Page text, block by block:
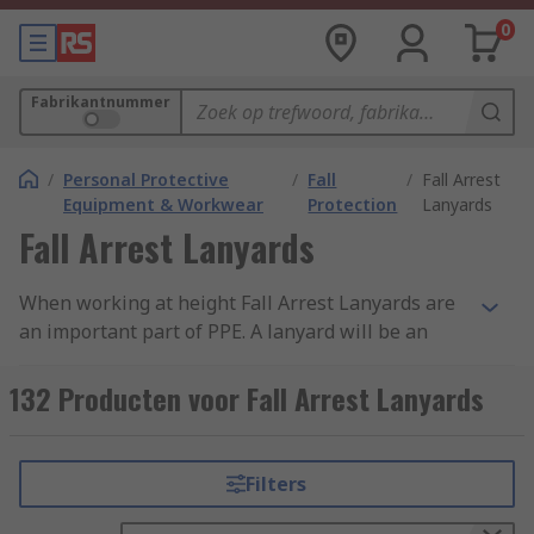
0
Fabrikantnummer
/ Personal Protective
Equipment & Workwear
/ Fall
Protection
/ Fall Arrest
Lanyards
Fall Arrest Lanyards
When working at height Fall Arrest Lanyards are
an important part of PPE. A lanyard will be an
work area and if you accidentally fall, a fall arrest
lanyard reduces your fall absorbing the force
ensure you read manufacturer instructions
supplied with fall arrest equipment and
132 Producten voor Fall Arrest Lanyards
Filters